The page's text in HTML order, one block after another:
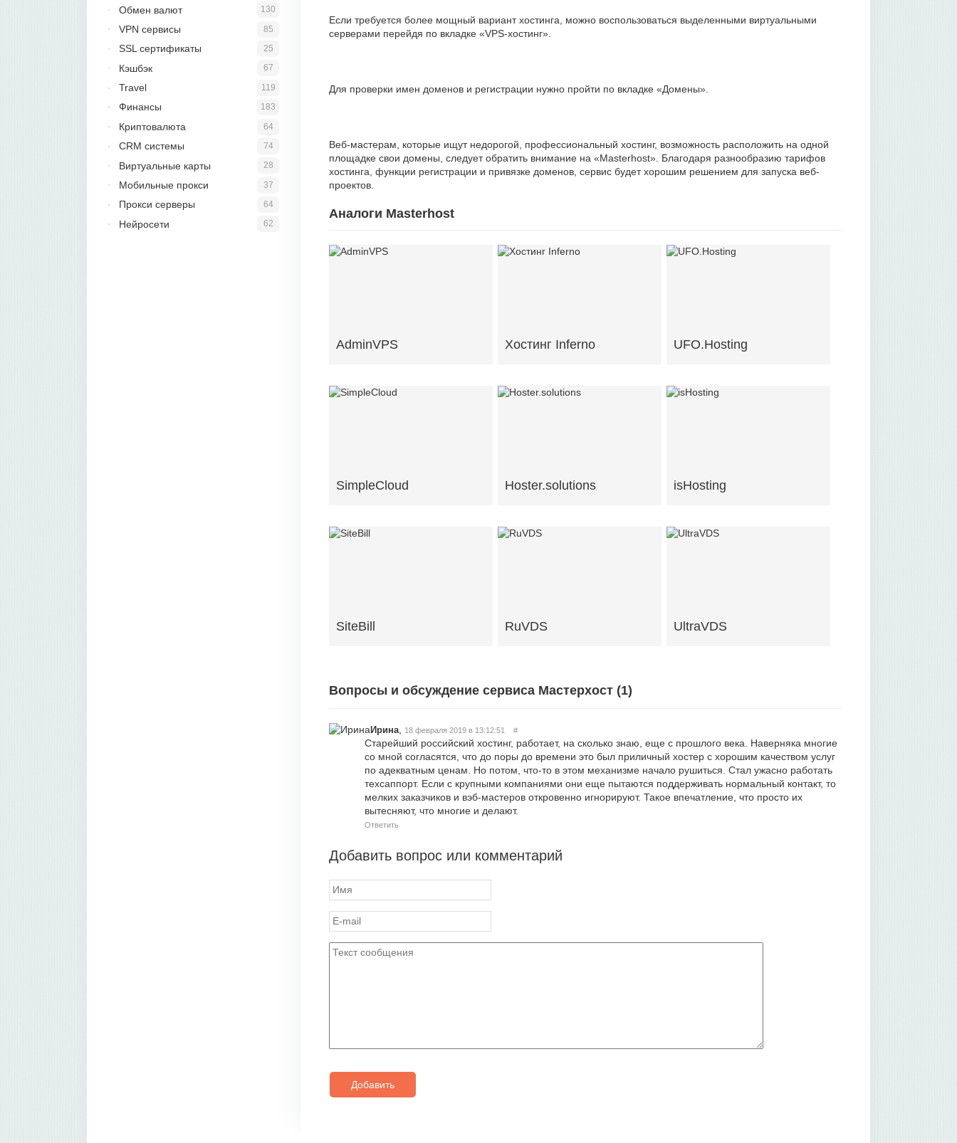
Если требуется более мощный вариант хостинга, можно воспользоваться выделенными виртуальными
серверами перейдя по вкладке «VPS-хостинг».
Для проверки имен доменов и регистрации нужно пройти по вкладке «Домены».
Веб-мастерам, которые ищут недорогой, профессиональный хостинг, возможность расположить на одной
площадке свои домены, следует обратить внимание на «Masterhost». Благодаря разнообразию тарифов
хостинга, функции регистрации и привязке доменов, сервис будет хорошим решением для запуска веб-
проектов.
Аналоги Masterhost
AdminVPS Хостинг Inferno UFO.Hosting
SimpleCloud Hoster.solutions isHosting
SiteBill RuVDS UltraVDS
Вопросы и обсуждение сервиса Мастерхост (1)
Ирина 18 февраля 2019 в 13:12:51 #
Старейший российский хостинг, работает, на сколько знаю, еще с прошлого века. Наверняка многие
со мной согласятся, что до поры до времени это был приличный хостер с хорошим качеством услуг
по адекватным ценам. Но потом, что-то в этом механизме начало рушиться. Стал ужасно работать
техсаппорт. Если с крупными компаниями они еще пытаются поддерживать нормальный контакт, то
мелких заказчиков и вэб-мастеров откровенно игнорируют. Такое впечатление, что просто их
вытесняют, что многие и делают.
Ответить
Добавить вопрос или комментарий
Добавить
130
Обмен валют
85
VPN сервисы
25
SSL сертификаты
67
Кэшбэк
119
Travel
183
Финансы
64
Криптовалюта
74
CRM системы
28
Виртуальные карты
37
Мобильные прокси
64
Прокси серверы
62
Нейросети